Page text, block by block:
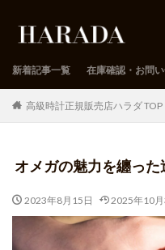
新着記事一覧 在庫確認・お問
高級時計正規販売店ハラダ TOP
オメガの魅力を纏った
2023年8月15日 2025年10月